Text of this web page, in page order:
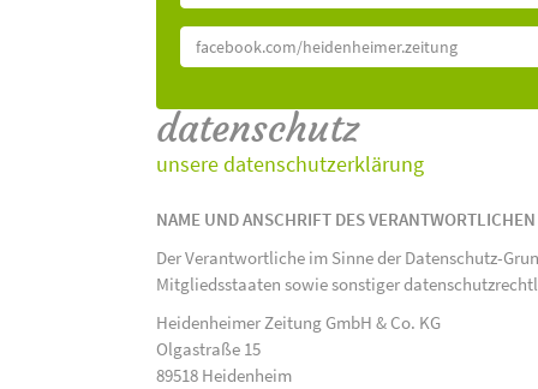
facebook.com/heidenheimer.zeitung
datenschutz
unsere datenschutzerklärung
NAME UND ANSCHRIFT DES VERANTWORTLICHEN
Der Verantwortliche im Sinne der Datenschutz-
Mitgliedsstaaten sowie sonstiger
Heidenheimer Zeitung GmbH & Co. KG
Olgastraße 15
89518 Heidenheim